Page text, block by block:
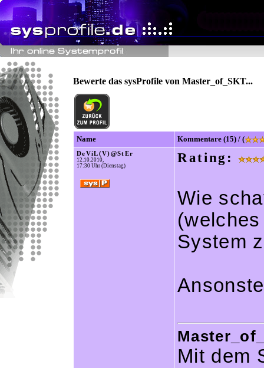
Bewerte das sysProfile von Master_of_SKT...
Name Kommentare (15) / (
DeViL(V)@StEr
12.10.2010,
17:30 Uhr (Dienstag)
Rating:
Wie
System
Mit dem